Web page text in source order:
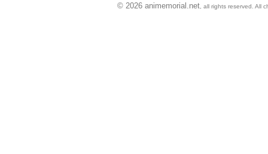
© 2026 animemorial.net , all rights reserved. All